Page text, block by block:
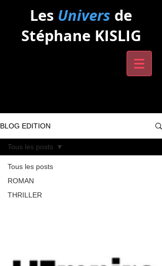
Les Univers de
Stéphane KISLIG
BLOG EDITION
Tous les posts
ROMAN
THRILLER
Tous les posts